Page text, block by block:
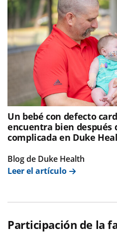
Un bebé con defecto
encuentra bien después
complicada en Duke
Blog de Duke Health
Leer el artículo
Participación de la